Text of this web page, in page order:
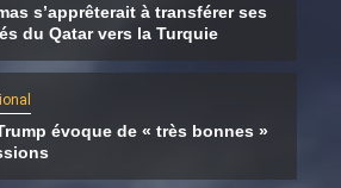
s’apprêterait à transférer ses
du Qatar vers la Turquie
évoque de « très bonnes »